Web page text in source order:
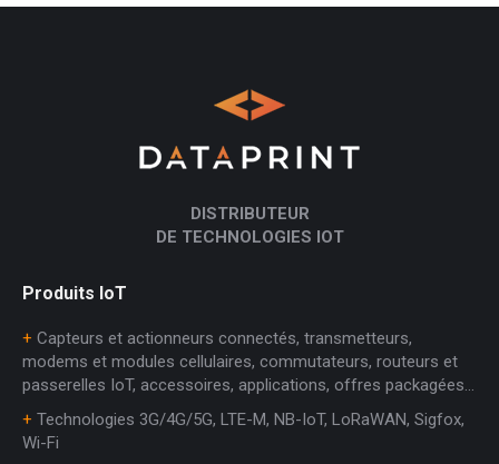
DISTRIBUTEUR
DE TECHNOLOGIES IOT
Produits IoT
+ Capteurs et actionneurs connectés, transmetteurs,
modems et modules cellulaires, commutateurs, routeurs et
passerelles IoT, accessoires, applications, offres packagées…
+ Technologies 3G/4G/5G, LTE-M, NB-IoT, LoRaWAN, Sigfox,
Wi-Fi